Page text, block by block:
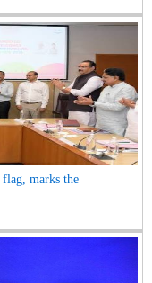
flag, marks the